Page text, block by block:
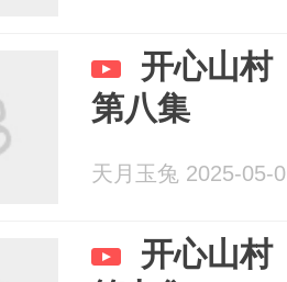
开心山村
第八集
天月玉兔 2025-05-
开心山村